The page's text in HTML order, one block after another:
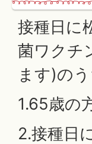
接種日に
菌ワクチ
ます)の
1.65歳の
2.接種日